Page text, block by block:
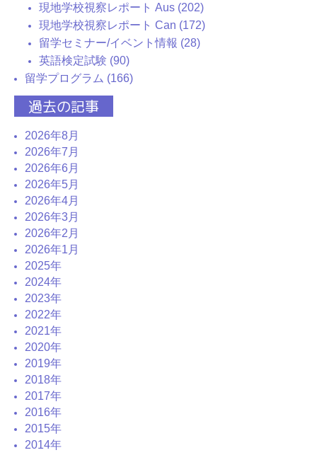
現地学校視察レポート Aus (202)
現地学校視察レポート Can (172)
留学セミナー/イベント情報 (28)
英語検定試験 (90)
留学プログラム (166)
過去の記事
2026年8月
2026年7月
2026年6月
2026年5月
2026年4月
2026年3月
2026年2月
2026年1月
2025年
2024年
2023年
2022年
2021年
2020年
2019年
2018年
2017年
2016年
2015年
2014年